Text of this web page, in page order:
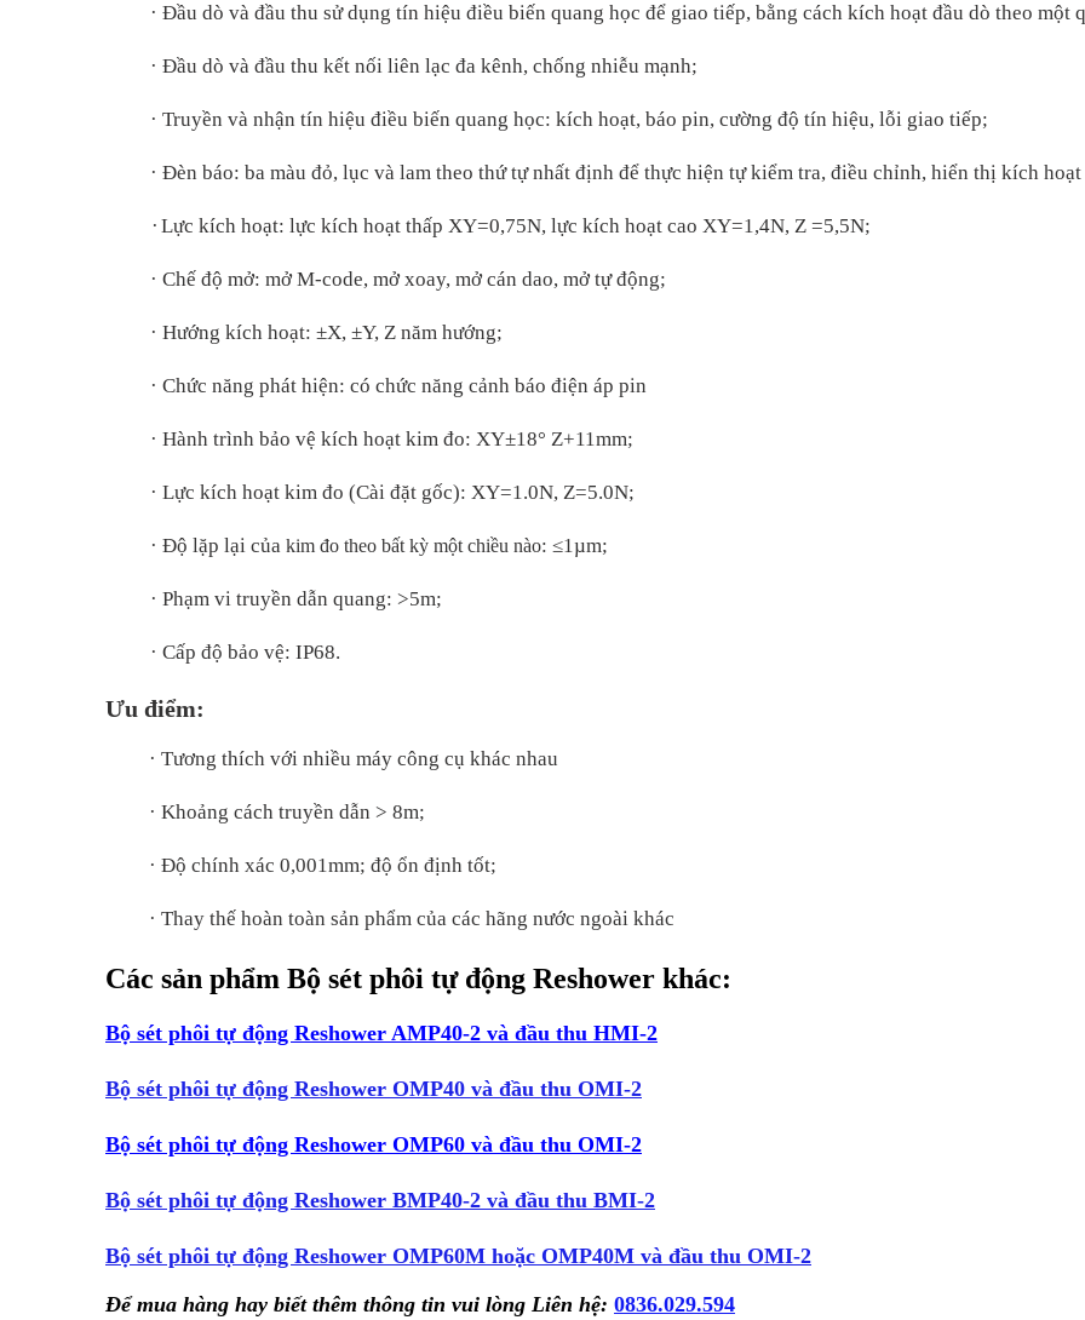
· Đầu dò và đầu thu sử dụng tín hiệu điều biến quang học để giao tiếp, bằng cách kích hoạt đầu dò theo một
· Đầu dò và đầu thu kết nối liên lạc đa kênh, chống nhiễu mạnh;
· Truyền và nhận tín hiệu điều biến quang học: kích hoạt, báo pin, cường độ tín hiệu, lỗi giao tiếp;
· Đèn báo: ba màu đỏ, lục và lam theo thứ tự nhất định để thực hiện tự kiểm tra, điều chỉnh, hiển thị kích
· Lực kích hoạt: lực kích hoạt thấp XY=0,75N, lực kích hoạt cao XY=1,4N, Z =5,5N;
· Chế độ mở: mở M-code,mở xoay, mở cán dao,mở tự động;
· Hướng kích hoạt: ±X, ±Y, Z năm hướng;
·Chức năng phát hiện: có chức năng cảnh báo điện áp pin
·Hành trình bảo vệ kích hoạt kim đo: XY±18° Z+11mm;
· Lực kích hoạt kim đo (Cài đặt gốc): XY=1.0N, Z=5.0N;
· Độ lặp lại củakim đo theo bất kỳ một chiều nào: ≤1µm;
· Phạm vi truyền dẫn quang: >5m;
· Cấp độ bảo vệ: IP68.
Ưu điểm:
· Tương thích với nhiều máy công cụ khác nhau
· Khoảng cách truyền dẫn > 8m;
· Độ chính xác 0,001mm;độ ổn định tốt;
· Thay thế hoàn toànsản phẩm của các hãng nước ngoài khác
Các sản phẩm Bộ sét phôi tự động Reshower khác:
Bộ sét phôi tự động Reshower AMP40-2 và đầu thu HMI-2
Bộ sét phôi tự động Reshower OMP40 và đầu thu OMI-2
Bộ sét phôi tự động Reshower OMP60 và đầu thu OMI-2
Bộ sét phôi tự động Reshower BMP40-2 và đầu thu BMI-2
Bộ sét phôi tự động Reshower OMP60M hoặc OMP40M và đầu thu OMI-2
Để mua hàng hay biết thêm thông tin vui lòng Liên hệ: 0836.029.594